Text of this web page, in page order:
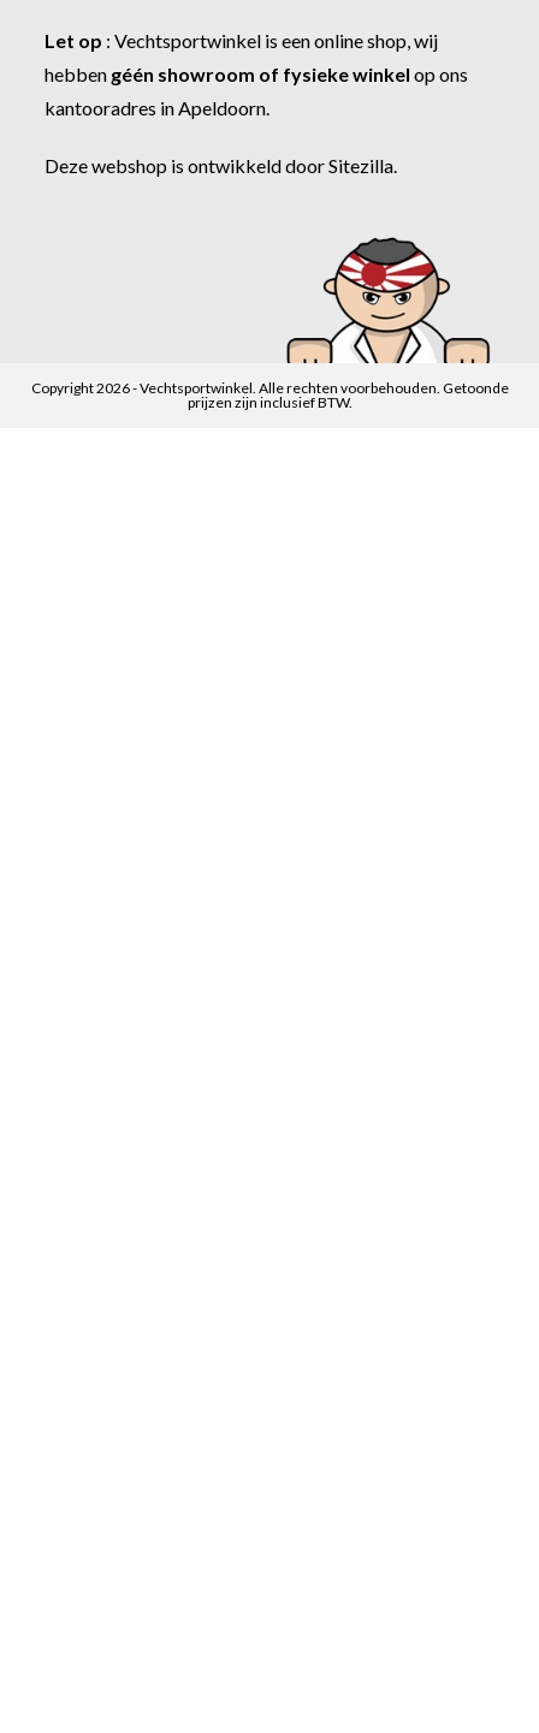
Let op :Vechtsportwinkel is een online shop, wij
hebben géén showroom of fysieke winkel op ons
kantooradres in Apeldoorn.
Deze webshop is ontwikkeld doorSitezilla
Copyright 2026 - Vechtsportwinkel. Alle rechten voorbehouden. Getoonde
prijzen zijn inclusief BTW.